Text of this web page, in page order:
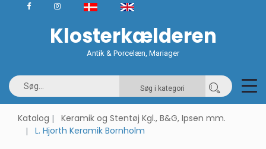
Klosterkælderen
Antik & Porcelæn, Mariager
Søg i kategori
Katalog
Keramik og Stentøj Kgl., B&G, Ipsen mm.
L. Hjorth Keramik Bornholm